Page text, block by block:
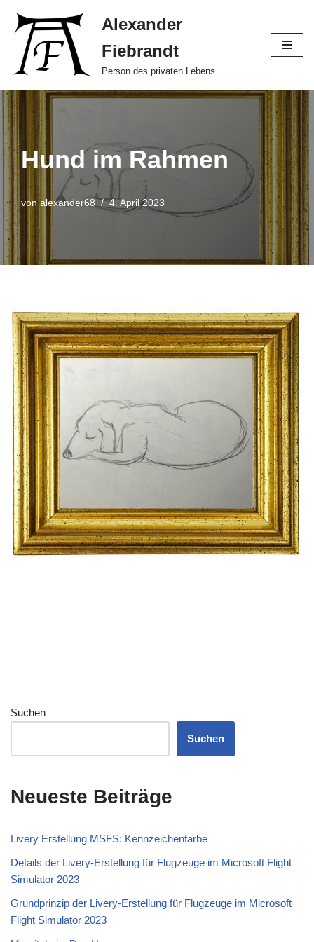
Zum
Inhalt
springen
Alexander
Fiebrandt
Person des privaten Lebens
Hund im Rahmen
vonalexander68 4. April 2023
Suchen
Suchen
Neueste Beiträge
Livery Erstellung MSFS: Kennzeichenfarbe
Details der Livery-Erstellung für Flugzeuge im Microsoft Flight
Simulator 2023
Grundprinzip der Livery-Erstellung für Flugzeuge im Microsoft
Flight Simulator 2023